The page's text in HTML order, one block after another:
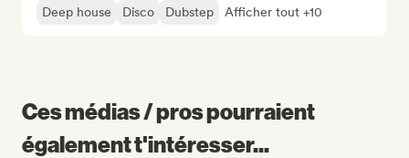
Deep house
Disco Dubstep Afficher tout +10
Ces médias / pros pourraient
également t'intéresser...